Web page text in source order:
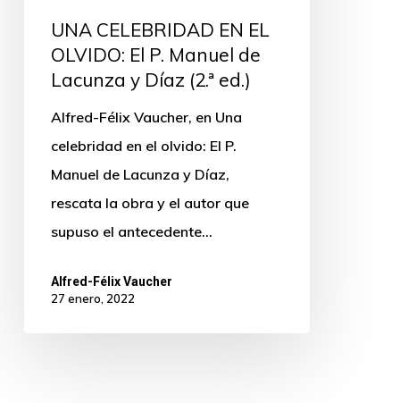
UNA CELEBRIDAD EN EL
OLVIDO: El P. Manuel de
Lacunza y Díaz (2.ª ed.)
Alfred-Félix Vaucher, en Una
celebridad en el olvido: El P.
Manuel de Lacunza y Díaz,
rescata la obra y el autor que
supuso el antecedente…
Alfred-Félix Vaucher
27 enero, 2022